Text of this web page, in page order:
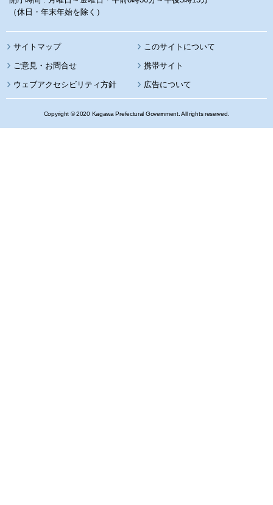
（休日・年末年始を除く）
サイトマップ このサイトについて
携帯サイト
ウェブアクセシビリティ方針 広告について
Copyright © 2020 Kagawa Prefectural Government. All rights reserved.